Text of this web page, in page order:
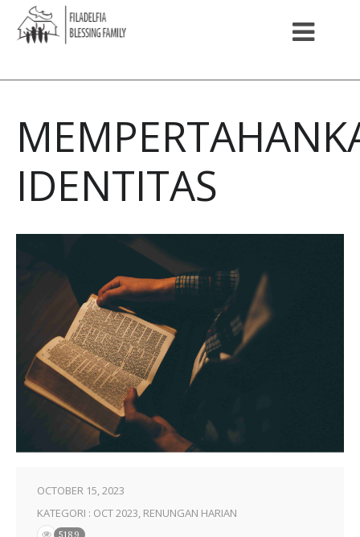
IDENTITAS
OCTOBER 15, 2023
KATEGORI : OCT 2023, RENUNGAN HARIAN
5189